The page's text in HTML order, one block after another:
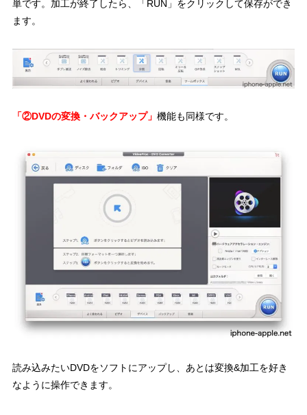
単です。加工が終了したら、「RUN」をクリックして保存ができ
ます。
「②DVDの変換・バックアップ」 機能も同様です。
読み込みたいDVDをソフトにアップし、あとは変換&加工を好き
なように操作できます。